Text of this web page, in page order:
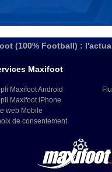
(100% Football) :
Maxifoot
Maxifoot Android
Maxifoot iPhone
web Mobile
de consentement